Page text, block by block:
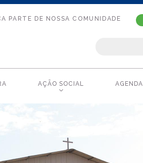
PARTE DE NOSSA COMUNIDADE
AÇÃO SOCIAL AGENDA